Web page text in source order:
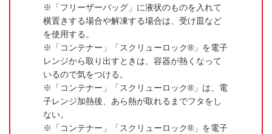
「フリーザーバッグ」に液状のものを入れて
横置きする場合や解凍する場合は、受け皿など
を使用する。
「コンテナー」「スクリューロック®」を電子
レンジから取り出すときは、容器が熱くなって
いるので気をつける。
「コンテナー」「スクリューロック®」は、電
子レンジ加熱後、あら熱が取れるまでフタをし
ない。
「コンテナー」「スクリューロック®」を電子